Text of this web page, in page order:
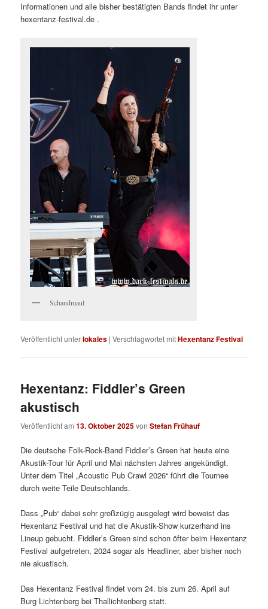
Informationen und alle bisher bestätigten Bands findet ihr unter
hexentanz-festival.de .
Schandmaul
Veröffentlicht unterlokales |Verschlagwortet mitHexentanz Festival
Hexentanz: Fiddler’s Green
akustisch
Veröffentlicht am13. Oktober 2025vonStefan Frühauf
Die deutsche Folk-Rock-Band Fiddler’s Green hat heute eine
Akustik-Tour für April und Mai nächsten Jahres angekündigt.
Unter dem Titel „Acoustic Pub Crawl 2026“ führt die Tournee
durch weite Teile Deutschlands.
Dass „Pub“ dabei sehr großzügig ausgelegt wird beweist das
Hexentanz Festival und hat die Akustik-Show kurzerhand ins
Lineup gebucht. Fiddler’s Green sind schon öfter beim Hexentanz
Festival aufgetreten, 2024 sogar als Headliner, aber bisher noch
nie akustisch.
Das Hexentanz Festival findet vom 24. bis zum 26. April auf
Burg Lichtenberg bei Thallichtenberg statt.